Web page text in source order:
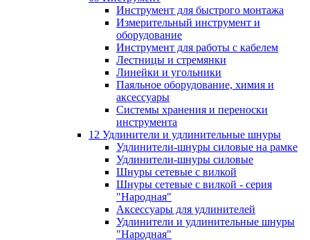
Инструмент для быстрого монтажа
Измерительный инструмент и
оборудование
Инструмент для работы с кабелем
Лестницы и стремянки
Линейки и угольники
Паяльное оборудование, химия и
аксессуары
Системы хранения и переноски
инструмента
12 Удлинители и удлинительные шнуры
Удлинители-шнуры силовые на рамке
Удлинители-шнуры силовые
Шнуры сетевые с вилкой
Шнуры сетевые с вилкой - серия
"Народная"
Аксессуары для удлинителей
Удлинители и удлинительные шнуры
"Народная"